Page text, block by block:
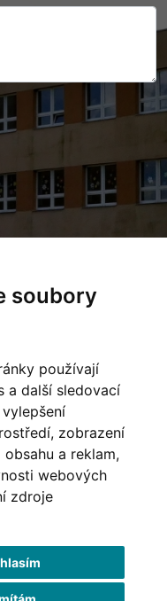
soubory
používají
a další sledovací
zobrazení
a reklam,
webových
zdroje